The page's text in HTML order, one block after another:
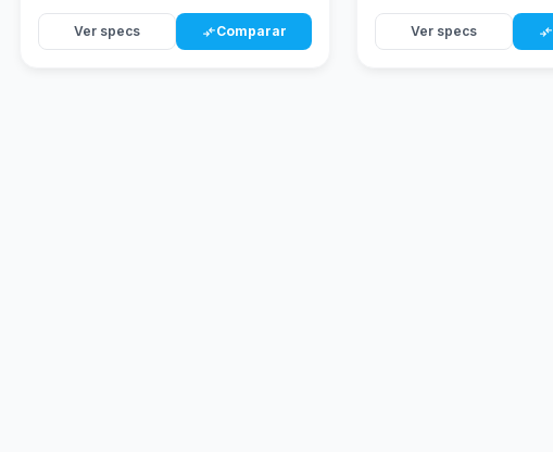
Ver specs compare_arrowsComparar Ver specs compare_arrows